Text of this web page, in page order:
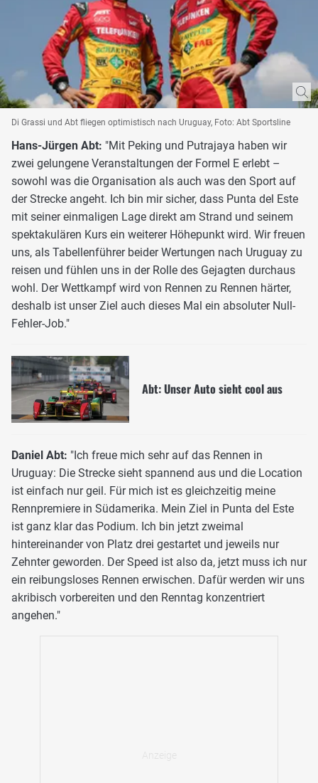
Di Grassi und Abt fliegen optimistisch nach Uruguay, Foto: Abt Sportsline
Hans-Jürgen Abt: "Mit Peking und Putrajaya haben wir
zwei gelungene Veranstaltungen der Formel E erlebt –
sowohl was die Organisation als auch was den Sport auf
der Strecke angeht. Ich bin mir sicher, dass Punta del Este
mit seiner einmaligen Lage direkt am Strand und seinem
spektakulären Kurs ein weiterer Höhepunkt wird. Wir freuen
uns, als Tabellenführer beider Wertungen nach Uruguay zu
reisen und fühlen uns in der Rolle des Gejagten durchaus
wohl. Der Wettkampf wird von Rennen zu Rennen härter,
deshalb ist unser Ziel auch dieses Mal ein absoluter Null-
Fehler-Job."
Abt: Unser Auto sieht cool aus
Daniel Abt: "Ich freue mich sehr auf das Rennen in
Uruguay: Die Strecke sieht spannend aus und die Location
ist einfach nur geil. Für mich ist es gleichzeitig meine
Rennpremiere in Südamerika. Mein Ziel in Punta del Este
ist ganz klar das Podium. Ich bin jetzt zweimal
hintereinander von Platz drei gestartet und jeweils nur
Zehnter geworden. Der Speed ist also da, jetzt muss ich nur
ein reibungsloses Rennen erwischen. Dafür werden wir uns
akribisch vorbereiten und den Renntag konzentriert
angehen."